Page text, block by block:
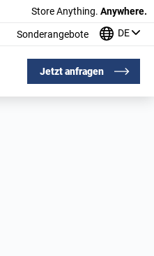
Store Anything. Anywhere.
Sonderangebote DE
Jetzt anfragen